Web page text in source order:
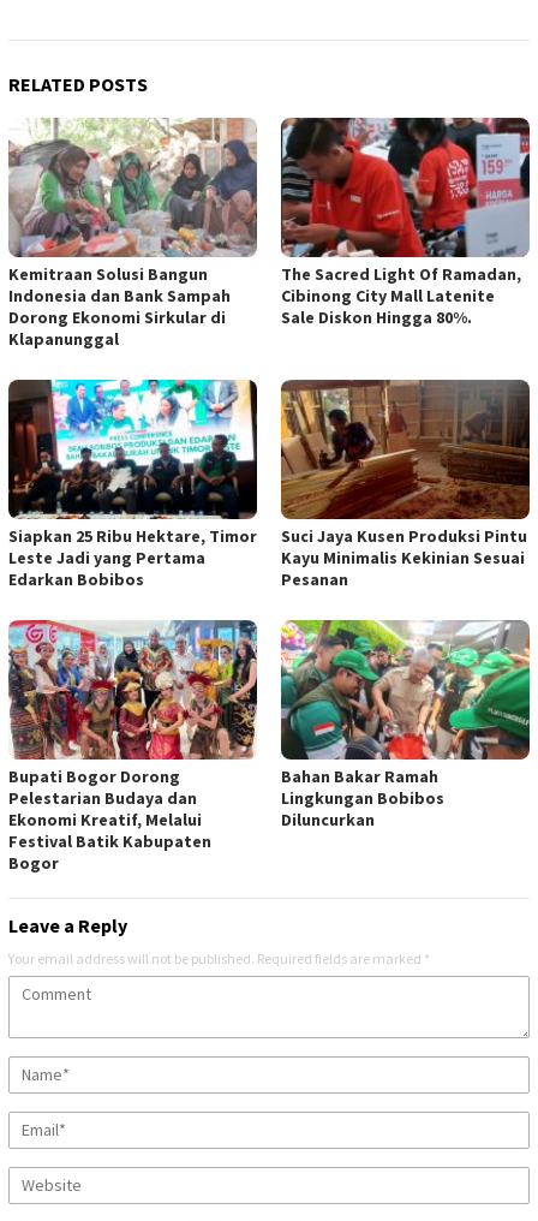
RELATED POSTS
Kemitraan Solusi Bangun
Indonesia dan Bank Sampah
Dorong Ekonomi Sirkular di
Klapanunggal
The Sacred Light Of Ramadan,
Cibinong City Mall Latenite
Sale Diskon Hingga 80%.
Siapkan 25 Ribu Hektare, Timor
Leste Jadi yang Pertama
Edarkan Bobibos
Suci Jaya Kusen Produksi Pintu
Kayu Minimalis Kekinian Sesuai
Pesanan
Bupati Bogor Dorong
Pelestarian Budaya dan
Ekonomi Kreatif, Melalui
Festival Batik Kabupaten
Bogor
Bahan Bakar Ramah
Lingkungan Bobibos
Diluncurkan
Leave a Reply
Your email address will not be published. Required fields are marked *